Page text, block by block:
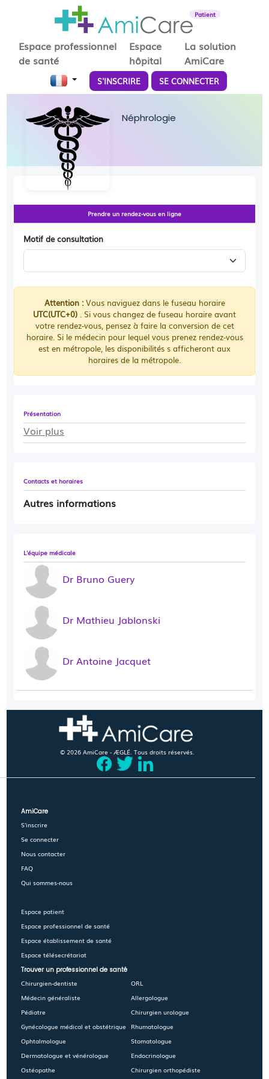
Patient
Espace professionnel
de santé
Espace
hôpital
La solution
AmiCare
S'INSCRIRE SE CONNECTER
Néphrologie
Présentation
Voir plus
Contacts et horaires
Autres informations
L'équipe médicale
Dr Bruno Guery
Dr Mathieu Jablonski
Dr Antoine Jacquet
Prendre un rendez-vous en ligne
Motif de consultation
Attention :Vous naviguez dans le fuseau horaire
UTC(UTC+0) . Si vous changez de fuseau horaire avant
votre rendez-vous, pensez à faire la conversion de cet
horaire. Si le médecin pour lequel vous prenez rendez-vous
est en métropole, les disponibilités s afficheront aux
horaires de la métropole.
© 2026 AmiCare - ÆGLÉ. Tous droits réservés.
AmiCare
S'inscrire
Se connecter
Nous contacter
FAQ
Qui sommes-nous
Espace patient
Espace professionnel de santé
Espace établissement de santé
Espace télésecrétariat
Trouver un professionnel de santé
Chirurgien-dentiste
Médecin généraliste
Pédiatre
Gynécologue médical et obstétrique
Ophtalmologue
Dermatologue et vénérologue
Ostéopathe
ORL
Allergologue
Chirurgien urologue
Rhumatologue
Stomatologue
Endocrinologue
Chirurgien orthopédiste